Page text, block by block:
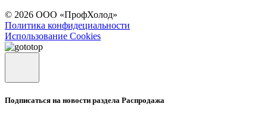
© 2026 ООО «ПрофХолод»
Политика конфидециальности
Использование Cookies
Подписаться на новости раздела Распродажа